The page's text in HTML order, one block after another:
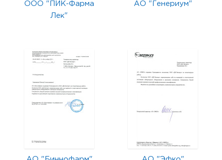
ООО "ПИК-Фарма
Лек"
АО "Генериум"